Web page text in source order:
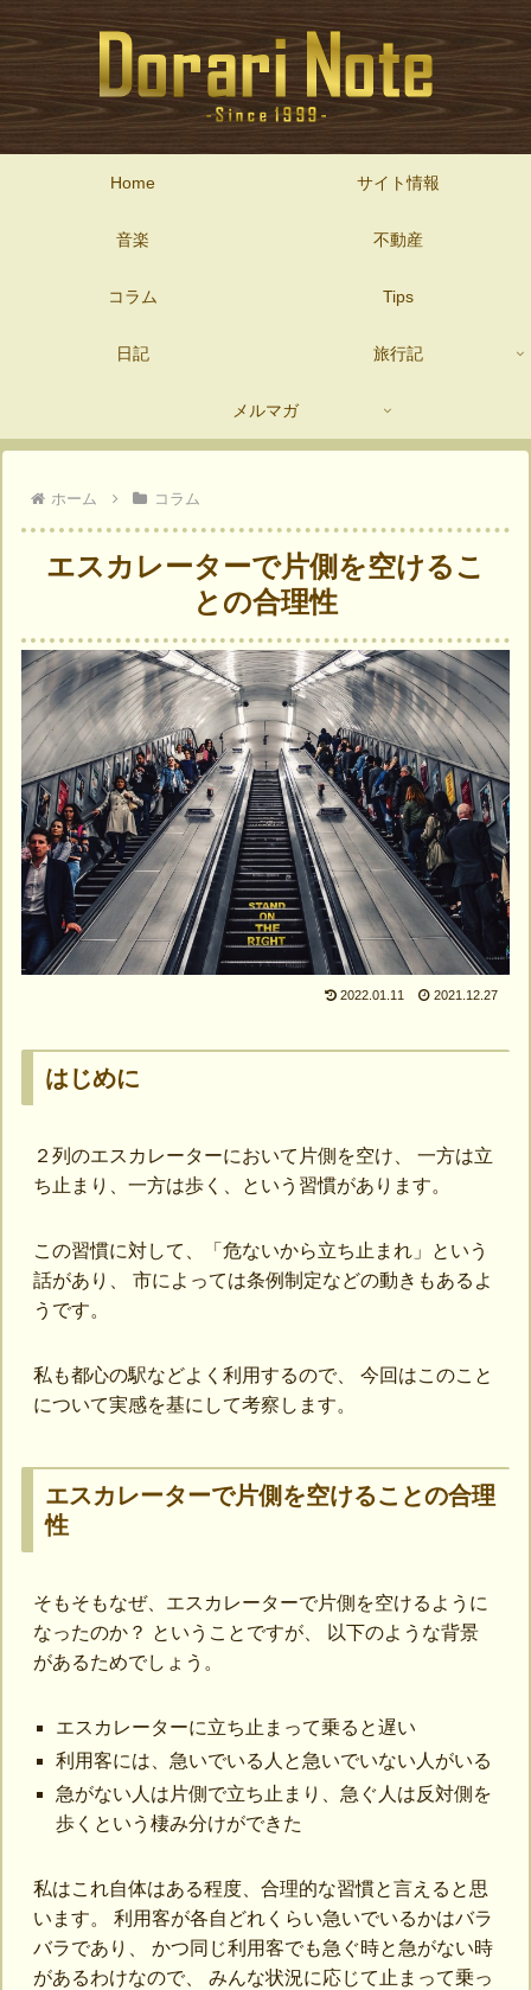
Home サイト情報
音楽 不動産
コラム Tips
日記 旅行記
メルマガ
ホーム コラム
エスカレーターで片側を空けるこ
との合理性
2022.01.11 2021.12.27
はじめに
２列のエスカレーターにおいて片側を空け、 一方は立
ち止まり、一方は歩く、という習慣があります。
この習慣に対して、「危ないから立ち止まれ」という
話があり、 市によっては条例制定などの動きもあるよ
うです。
私も都心の駅などよく利用するので、 今回はこのこと
について実感を基にして考察します。
エスカレーターで片側を空けることの合理
性
そもそもなぜ、エスカレーターで片側を空けるように
なったのか？ ということですが、 以下のような背景
があるためでしょう。
エスカレーターに立ち止まって乗ると遅い
利用客には、急いでいる人と急いでいない人がいる
急がない人は片側で立ち止まり、急ぐ人は反対側を
歩くという棲み分けができた
私はこれ自体はある程度、合理的な習慣と言えると思
います。 利用客が各自どれくらい急いでいるかはバラ
バラであり、 かつ同じ利用客でも急ぐ時と急がない時
があるわけなので、 みんな状況に応じて止まって乗っ